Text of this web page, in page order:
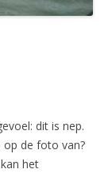
dit is nep.
de foto van?
het